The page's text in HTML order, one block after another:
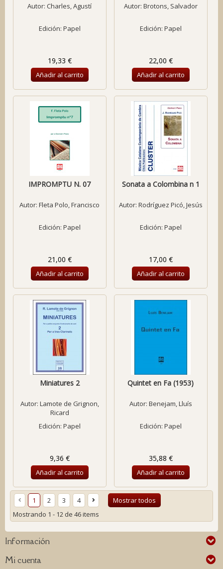
Autor:Charles, Agustí
Edición: Papel
19,33 €
Añadir al carrito
Autor: Brotons, Salvador
Edición: Papel
22,00 €
Añadir al carrito
IMPROMPTU N. 07
Autor:Fleta Polo, Francisco
Edición: Papel
21,00 €
Añadir al carrito
Sonata a Colombina n 1
Autor: Rodríguez Picó, Jesús
Edición: Papel
17,00 €
Añadir al carrito
Miniatures 2
Autor: Lamote de Grignon,
Ricard
Edición: Papel
9,36 €
Añadir al carrito
Quintet en Fa (1953)
Autor: Benejam, Lluís
Edición: Papel
35,88 €
Añadir al carrito
Mostrar todos
1 2 3
4
Mostrando 1 - 12 de 46 items
Información
Mi cuenta